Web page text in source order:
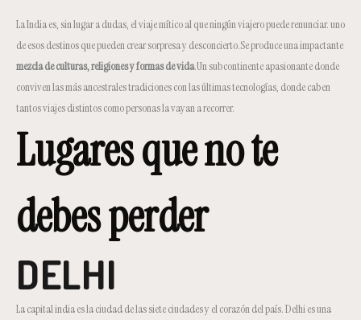
La India es, sin lugar a dudas, el viaje mítico al que ningún viajero puede renunciar. uno
de esos destinos que pueden crear sorpresa y desconcierto.Se produce una impactante
mezcla de culturas, religiones y formas de vida.Un subcontinente apasionante donde
conviven las más ancestrales tradiciones con las últimas tecnologías, donde caben
tantos viajes distintos como personas la vayan a recorrer.
Lugares que no te
debes perder
DELHI
La capital india es la ciudad de las siete ciudades y el corazón del país. Delhi es una